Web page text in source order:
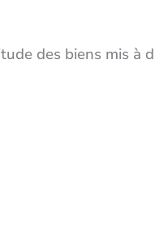
des biens mis à